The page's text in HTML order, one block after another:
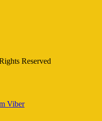
Reserved
Viber